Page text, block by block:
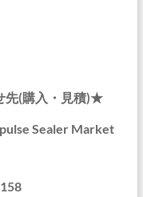
先(購入・見積)★
Sealer Market